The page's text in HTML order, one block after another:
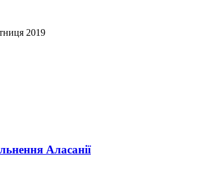
2019
Аласанії